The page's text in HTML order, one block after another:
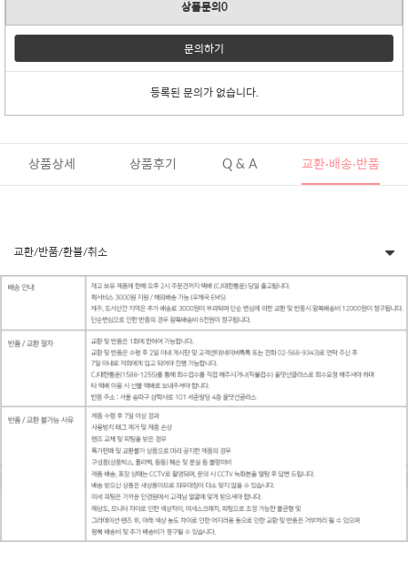
상품문의0
문의하기
등록된 문의가 없습니다.
상품상세 상품후기 Q & A 교환·배송·반품
교환/반품/환불/취소